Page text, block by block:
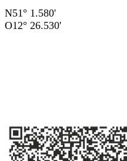
N51° 1.580'
O12° 26.530'